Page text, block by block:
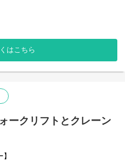
す！
種手当
1Ｈ程度
各種手当
Ｈ程度
ップも準備しています！
◆入社日相談◆
はこちら
ークリフトとクレーン